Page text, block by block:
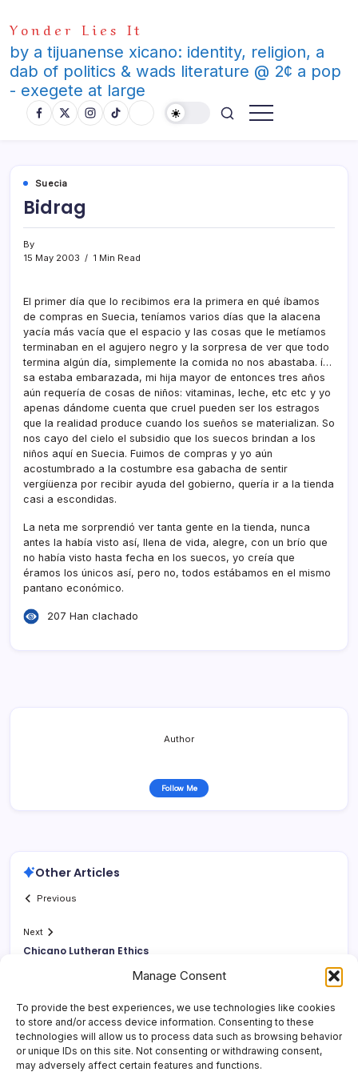
Manage Consent
To provide the best experiences, we use technologies like cookies
to store and/or access device information. Consenting to these
technologies will allow us to process data such as browsing behavior
or unique IDs on this site. Not consenting or withdrawing consent,
may adversely affect certain features and functions.
to
content
Yonder Lies It
by a tijuanense xicano: identity, religion, a
dab of politics & wads literature @ 2¢ a pop
- exegete at large
Suecia
Bidrag
By
15 May 2003
1 Min Read
El primer dí­a que lo recibimos era la primera en qué í­bamos
de compras en Suecia, tení­amos varios dí­as que la alacena
yací­a más vací­a que el espacio y las cosas que le metí­amos
terminaban en el agujero negro y la sorpresa de ver que todo
termina algún dí­a, simplemente la comida no nos abastaba. í…
sa estaba embarazada, mi hija mayor de entonces tres años
aún requerí­a de cosas de niños: vitaminas, leche, etc etc y yo
apenas dándome cuenta que cruel pueden ser los estragos
que la realidad produce cuando los sueños se materializan. So
nos cayo del cielo el subsidio que los suecos brindan a los
niños aquí­ en Suecia. Fuimos de compras y yo aún
acostumbrado a la costumbre esa gabacha de sentir
vergíüenza por recibir ayuda del gobierno, querí­a ir a la tienda
casi a escondidas.
La neta me sorprendió ver tanta gente en la tienda, nunca
antes la habí­a visto así­, llena de vida, alegre, con un brí­o que
no habí­a visto hasta fecha en los suecos, yo creí­a que
éramos los únicos así­, pero no, todos estábamos en el mismo
pantano económico.
207 Han clachado
Author
Follow Me
Other Articles
Previous
Next
Chicano Lutheran Ethics